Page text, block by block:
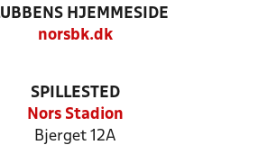
HJEMMESIDE
norsbk.dk
SPILLESTED
Nors Stadion
Bjerget 12A